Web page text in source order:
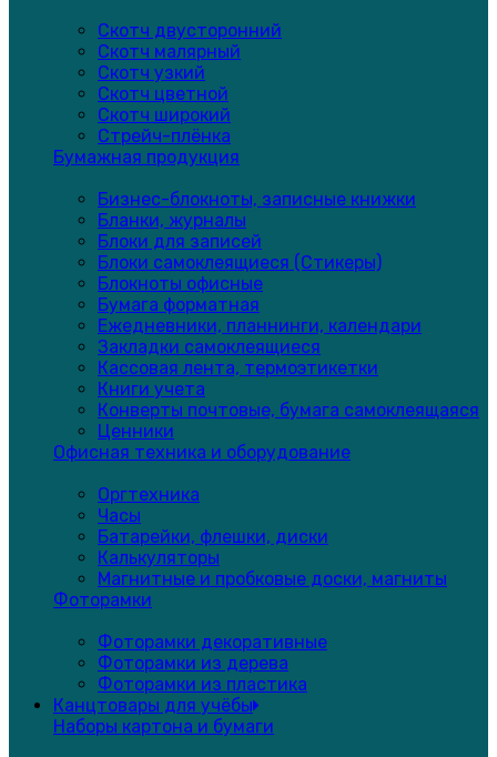
Скотч двусторонний
Скотч малярный
Скотч узкий
Скотч цветной
Скотч широкий
Стрейч-плёнка
Бумажная продукция
Бизнес-блокноты, записные книжки
Бланки, журналы
Блоки для записей
Блоки самоклеящиеся (Стикеры)
Блокноты офисные
Бумага форматная
Ежедневники, планнинги, календари
Закладки самоклеящиеся
Кассовая лента, термоэтикетки
Книги учета
Конверты почтовые, бумага самоклеящаяся
Ценники
Офисная техника и оборудование
Оргтехника
Часы
Батарейки, флешки, диски
Калькуляторы
Магнитные и пробковые доски, магниты
Фоторамки
Фоторамки декоративные
Фоторамки из дерева
Фоторамки из пластика
Канцтовары для учёбы
Наборы картона и бумаги